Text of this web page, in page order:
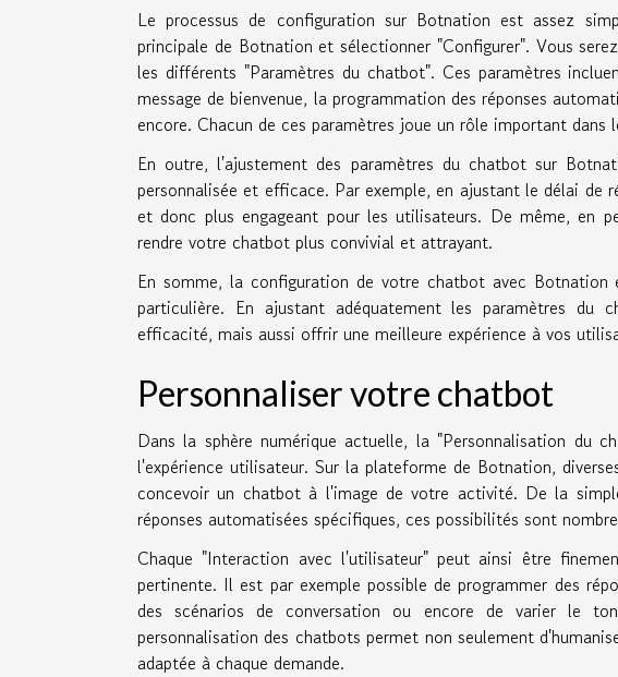
Le processus de configuration sur Botnation est assez
principale de Botnation et sélectionner "Configurer". Vous
les différents "Paramètres du chatbot". Ces paramètres
message de bienvenue, la programmation des réponses
encore. Chacun de ces paramètres joue un rôle important
En outre, l'ajustement des paramètres du chatbot sur
personnalisée et efficace. Par exemple, en ajustant le délai
et donc plus engageant pour les utilisateurs. De même, en
rendre votre chatbot plus convivial et attrayant.
En somme, la configuration de votre chatbot avec
particulière. En ajustant adéquatement les paramètres du
efficacité, mais aussi offrir une meilleure expérience à vos
Personnaliser votre chatbot
Dans la sphère numérique actuelle, la "Personnalisation du
l'expérience utilisateur. Sur la plateforme de Botnation,
concevoir un chatbot à l'image de votre activité. De la
réponses automatisées spécifiques, ces possibilités sont
Chaque "Interaction avec l'utilisateur" peut ainsi être
pertinente. Il est par exemple possible de programmer des
des scénarios de conversation ou encore de varier le
personnalisation des chatbots permet non seulement
adaptée à chaque demande.